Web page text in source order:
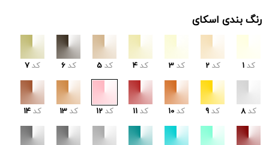
رنگ بندی اسکای
کد 1 کد 2 کد 3 کد 4 کد 5 کد 6 کد 7
کد 8 کد 9 کد 10 کد 11 کد 12 کد 13 کد 14